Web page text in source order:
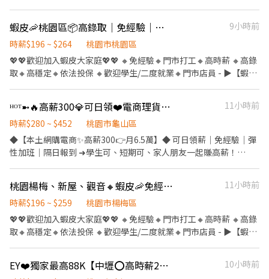
後請截圖職缺文➡️私訊留下 ⌜姓名✚電話⌟ 謝謝❤️ #搞笑專員陪你抬
槓 #免諮詢費
17:30－22:30 夜班: 00:00－08:00 夜11班:23:00－08:00 晚9班：
21:00－06:00 ~~~~~~~~~~~~~~~~~~~~~~~~~~~~~~ 💸時薪230💸
專區 早9班：09:00 － 18:00 早8班：08:00 －17:00 午13班：13:00
－20:00 午14班：14:00－23:00 工作內容: 簡單分貨＋包裹整理 工作
地點： 📍地址: 桃園市龜山區頂湖二街
津貼加碼250~600💸 🕒 上班時段 ▪ 早班：08:00 - 17:00｜時薪
$210 ▪ 晚班：18:00 - 03:00｜時薪 $240 地址: 桃1📍桃園市大園區
桃5📍桃園市觀音區寶倉街 桃6📍桃園市大園區航翔路 RC8📍桃園市
楊梅區環東路 桃9📍桃園市大園區建國路 桃17📍桃園市大園區開和
路 ━━━━━━━━━━━━━━━━━━━━━ ❤️𝑳𝒊𝒏𝒆 𝑰𝑫：
【@317tpzqd】明熙-Blue專員 加入後請留下您的姓名+電話+職缺
⭕️免費諮詢 ❌無收取仲介費
蝦皮🦐桃園區📦高錄取｜免經驗｜高時薪｜高錄取｜自選門市｜包裹理貨員🔸立即上工
9小時前
時薪$196 ~ $264
桃園市桃園區
💖💖歡迎加入蝦皮大家庭💖💖 🔸免經驗🔸門市打工🔸高時薪 🔸高錄
取🔸高穩定🔸依法投保 🔸歡迎學生/二度就業🔸門市店員 - ▶【蝦皮
5間門市) 4. 有人店無須騎車 5. 須配合調店、支援【提供完整SOP及
店面實習】 - ▶【智取店】：上班時間 固定早班：07:00 - 13:30、
08:30 - 13:30 固定晚班：17:30 - 23:30、18:30 - 24:00 固定夜班：
23:30 - 03:30 (每周至少配合4天，包含假日需排班) - ▶【一般門市
天，包含假日需排班) - ▶【智取門市】：地點自選 🔹【桃園區】 桃
園大業 - 智取店：桃園市桃園區大業路一段400號1樓 桃園民安 - 智
取店：桃園市桃園區民安路124號1樓 桃園春日 - 智取店：桃園市桃
園區春日路1171號1樓 桃園桃鶯 - 智取店：桃園市桃園區桃鶯路125
號1樓 桃園忠義 - 智取店：桃園市桃園區大業路一段45號1樓 桃園安
東 - 智取店：桃園市桃園區安東街13號1樓 桃園莊二 - 智取店：桃園
市桃園區莊敬路二段41號1樓 桃園慈文二 - 智取店：桃園市桃園區
ᴴᴼᵀ➼🔥高薪300💎可日領❤️電商理貨包裝🌈8H彈性加班✨等當兵可免經驗
11小時前
時薪$280 ~ $452
桃園市龜山區
◆【本土網購電商✨高薪300👉月6.5萬】◆ 可日領薪｜免經驗｜彈
性加班｜隔日報到 ➜學生可、短期可、家人朋友一起賺高薪！
境】運動飲料免費喝、路邊好停車 ⭕️【預支】可日領、周領7000➜
用錢不擔心 ☑️立即上班｜無經驗可｜工作好上手☑️ ☑️專人安排書審
➜ https://lin.ee/XDcXDiA ▬▬▬▬▬✦班別制度✦▬▬▬▬▬
【工作地點】龜山區文信路(近體育大學) 【工作內容】包裹進出理
分貨、撿貨包裝 【休假制度】月排休8~9天 【休息時間】用餐60分
資：$45,760起➢$55,000(配合加班) ✅小夜：16:00~01:00 ➠時薪
桃園楊梅、新屋、觀音🔸蝦皮🦐免經驗｜高時薪｜高錄取｜自選門市｜包裹理貨員
11小時前
時薪$196 ~ $259
桃園市楊梅區
💖💖歡迎加入蝦皮大家庭💖💖 🔸免經驗🔸門市打工🔸高時薪 🔸高錄
取🔸高穩定🔸依法投保 🔸歡迎學生/二度就業🔸門市店員 - ▶【蝦皮
5間門市) 4. 有人店無須騎車 5. 須配合調店、支援【提供完整SOP及
EY❤️獨家最高88K【中壢⭕高時薪255⭕等當兵可】班別自選.門市書審.週週領薪
10小時前